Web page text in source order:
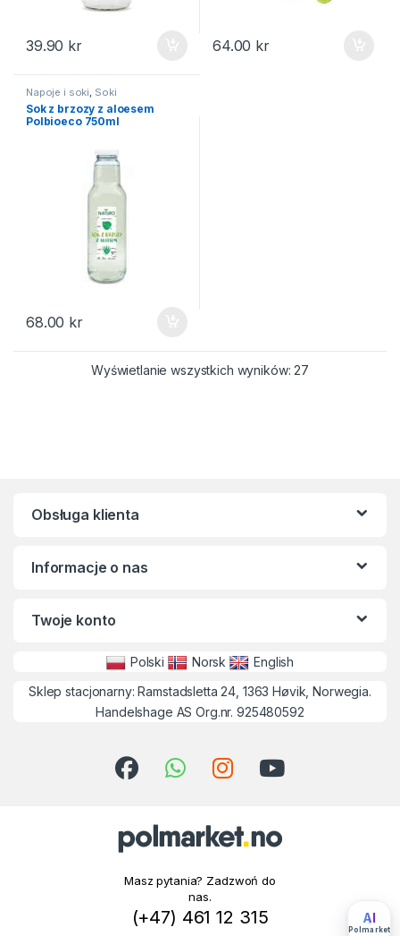
39.90 kr 64.00 kr
Napoje i soki, Soki
Sok z brzozy z aloesem
Polbioeco 750ml
68.00 kr
Wyświetlanie wszystkich wyników: 27
Obsługa klienta
Informacje o nas
Twoje konto
Polski Norsk
English
Sklep stacjonarny: Ramstadsletta 24, 1363 Høvik, Norwegia.
Handelshage AS Org.nr. 925480592
Masz pytania? Zadzwoń do
nas.
(+47) 461 12 315 AI
Polmarket